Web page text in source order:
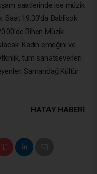
saatlerinde ise müzik
Saat 19.30’da Bablîsok
Rîhen Müzik
Kadın emeğini ve
tüm sanatseverleri
Samandağ Kültür
HATAY HABERİ